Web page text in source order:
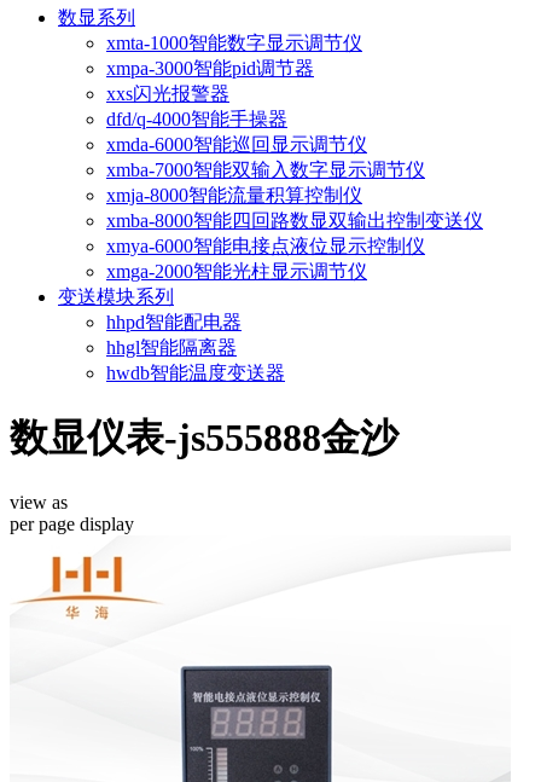
数显系列
xmta-1000智能数字显示调节仪
xmpa-3000智能pid调节器
xxs闪光报警器
dfd/q-4000智能手操器
xmda-6000智能巡回显示调节仪
xmba-7000智能双输入数字显示调节仪
xmja-8000智能流量积算控制仪
xmba-8000智能四回路数显双输出控制变送仪
xmya-6000智能电接点液位显示控制仪
xmga-2000智能光柱显示调节仪
变送模块系列
hhpd智能配电器
hhgl智能隔离器
hwdb智能温度变送器
数显仪表-js555888金沙
view as
per page display